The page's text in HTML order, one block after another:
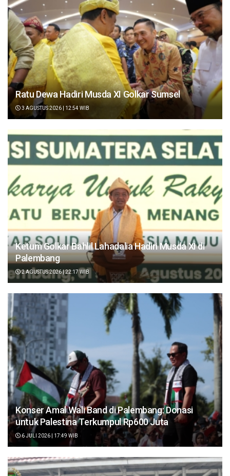
Ratu Dewa Hadiri Musda XI Golkar Sumsel
3 AGUSTUS 2026 | 12:54 WIB
Ketum Golkar Bahlil Lahadalia Hadiri Musda XI di
Palembang
2 AGUSTUS 2026 | 22:17 WIB
Konser Amal Wali Band di Palembang: Donasi
untuk Palestina Terkumpul Rp600 Juta
6 JULI 2026 | 17:49 WIB